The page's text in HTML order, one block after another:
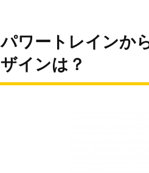
パワートレインか
ザインは？